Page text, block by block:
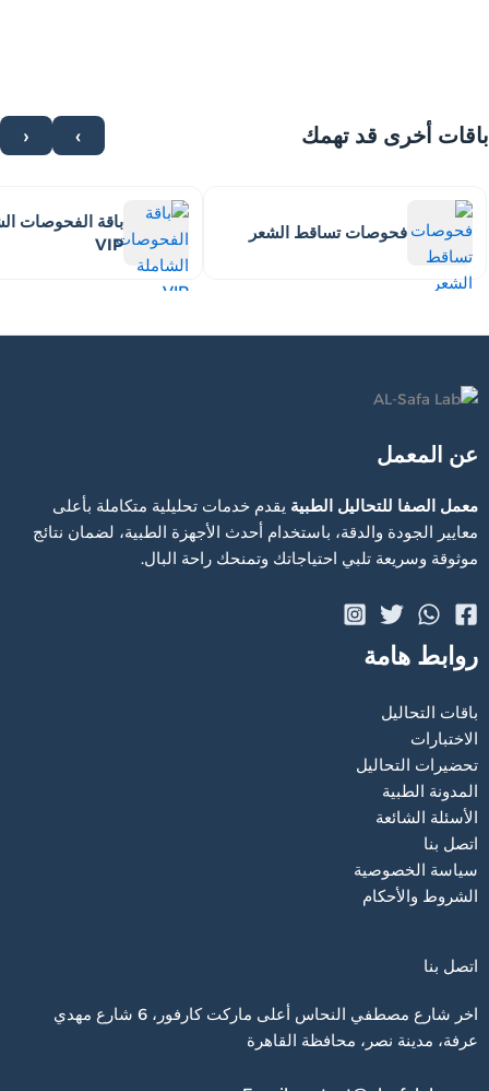
باقات أخرى قد تهمك ›
‹
فحوصات تساقط الشعر
باقة الفحوصات
VIP
عن المعمل
معمل الصفا للتحاليل الطبية يقدم خدمات تحليلية متكاملة بأعلى
معايير الجودة والدقة، باستخدام أحدث الأجهزة الطبية، لضمان نتائج
موثوقة وسريعة تلبي احتياجاتك وتمنحك راحة البال.
روابط هامة
باقات التحاليل
الاختبارات
تحضيرات التحاليل
المدونة الطبية
الأسئلة الشائعة
اتصل بنا
سياسة الخصوصية
الشروط والأحكام
اتصل بنا
اخر شارع مصطفي النحاس أعلى ماركت كارفور، 6 شارع مهدي
عرفة، مدينة نصر، محافظة القاهرة‬